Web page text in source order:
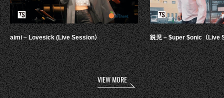
aimi – Lovesick (Live Session） 鋭児 – $uper $onic（Live
VIEW MORE